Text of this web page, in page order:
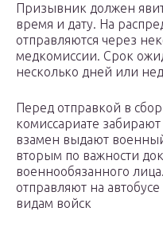
Призывник должен
время и дату. На
отправляются через
медкомиссии. Срок
несколько дней или
Перед отправкой в
комиссариате
взамен выдают
вторым по важности
военнообязанного
отправляют на
видам войск